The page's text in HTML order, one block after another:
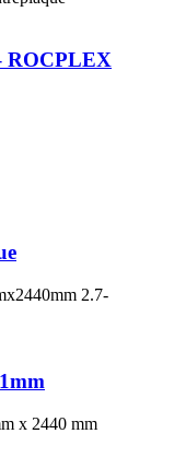
ROCPLEX